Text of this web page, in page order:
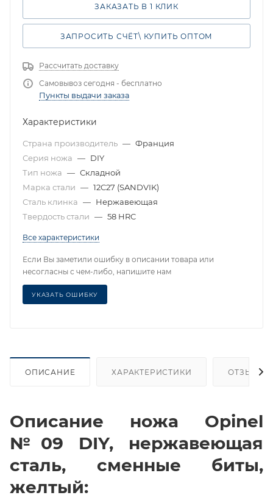
ЗАКАЗАТЬ В 1 КЛИК
ЗАПРОСИТЬ СЧЁТ\ КУПИТЬ ОПТОМ
Рассчитать доставку
Самовывоз сегодня - бесплатно
Пункты выдачи заказа
Характеристики
Страна производитель — Франция
Серия ножа — DIY
Тип ножа — Складной
Марка стали — 12C27 (SANDVIK)
Сталь клинка — Нержавеющая
Твердость стали — 58 HRC
Все характеристики
Если Вы заметили ошибку в описании товара или
несогласны с чем-либо, напишите нам
УКАЗАТЬ ОШИБКУ
ОПИСАНИЕ ХАРАКТЕРИСТИКИ ОТЗЫВЫ
Описание ножа Opinel
№09 DIY, нержавеющая
сталь, сменные биты,
желтый: